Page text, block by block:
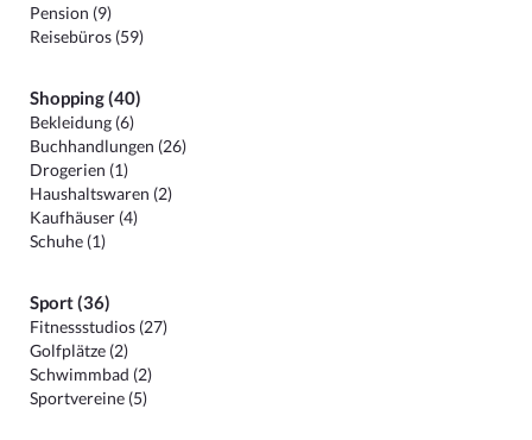
Pension (9)
Reisebüros (59)
Shopping (40)
Bekleidung (6)
Buchhandlungen (26)
Drogerien (1)
Haushaltswaren (2)
Kaufhäuser (4)
Schuhe (1)
Sport (36)
Fitnessstudios (27)
Golfplätze (2)
Schwimmbad (2)
Sportvereine (5)